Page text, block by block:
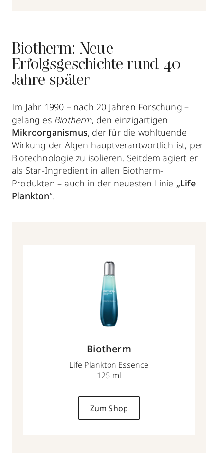
Biotherm: Neue
Erfolgsgeschichte rund 40
Jahre später
Im Jahr 1990 – nach 20 Jahren Forschung –
gelang es Biotherm, den einzigartigen
Mikroorganismus, der für die wohltuende
Wirkung der Algen hauptverantwortlich ist, per
Biotechnologie zu isolieren. Seitdem agiert er
als Star-Ingredient in allen Biotherm-
Produkten – auch in der neuesten Linie „Life
Plankton“.
Biotherm
Life Plankton Essence
125 ml
Zum Shop